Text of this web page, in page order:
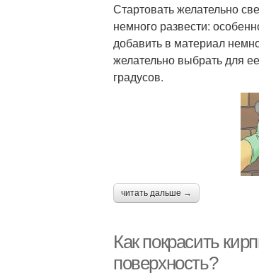
Стартовать желательно
немного развести:
добавить в материал
желательно выбрать для
градусов.
читать дальше →
Как покрасить
поверхность?